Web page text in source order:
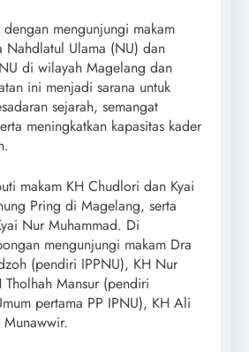
mengunjungi makam
Nahdlatul Ulama (NU) dan
di wilayah Magelang dan
ini menjadi sarana untuk
sejarah, semangat
meningkatkan kapasitas kader
makam KH Chudlori dan Kyai
Pring di Magelang, serta
Nur Muhammad. Di
mengunjungi makam Dra
(pendiri IPPNU), KH Nur
Mansur (pendiri
pertama PP IPNU), KH Ali